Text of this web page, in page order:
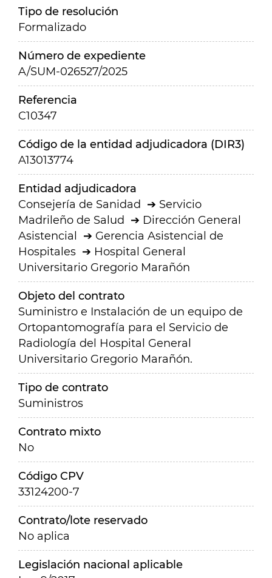
Tipo de resolución
Formalizado
Número de expediente
A/SUM-026527/2025
Referencia
C10347
Código de la entidad adjudicadora (DIR3)
A13013774
Entidad adjudicadora
Consejería de Sanidad
Servicio
Madrileño de Salud
Dirección General
Asistencial
Gerencia Asistencial de
Hospitales
Hospital General
Universitario Gregorio Marañón
Objeto del contrato
Suministro e Instalación de un equipo de
Ortopantomografía para el Servicio de
Radiología del Hospital General
Universitario Gregorio Marañón.
Tipo de contrato
Suministros
Contrato mixto
No
Código CPV
33124200-7
Contrato/lote reservado
No aplica
Legislación nacional aplicable